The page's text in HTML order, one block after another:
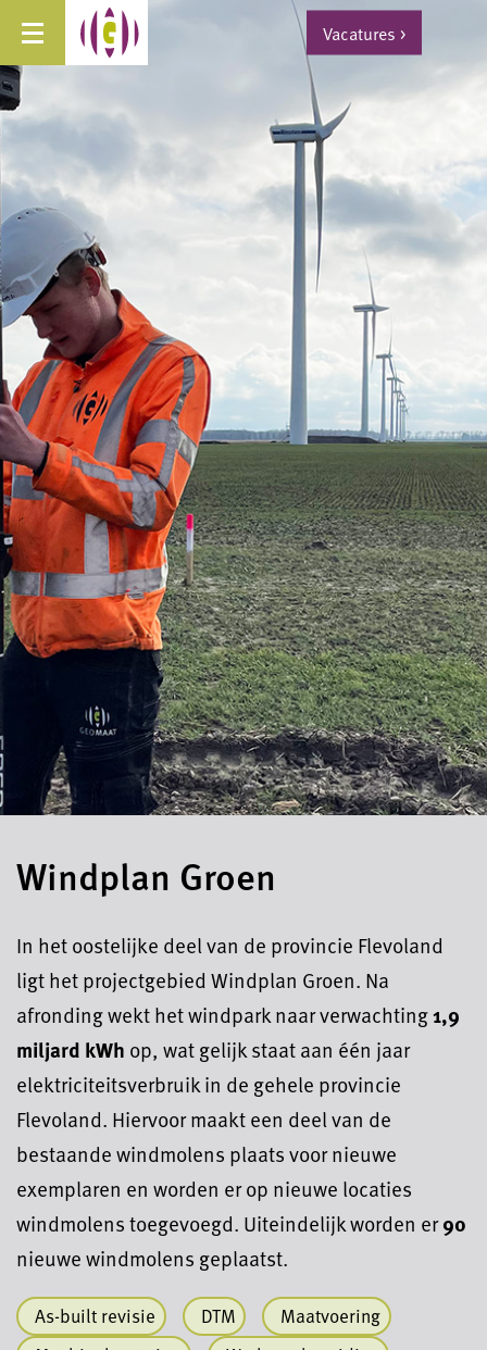
Vacatures >
Windplan Groen
In het oostelijke deel van de provincie Flevoland
ligt het projectgebied Windplan Groen. Na
afronding wekt het windpark naar verwachting1,9
miljard kWh op, wat gelijk staat aan één jaar
elektriciteitsverbruik in de gehele provincie
Flevoland. Hiervoor maakt een deel van de
bestaande windmolens plaats voor nieuwe
exemplaren en worden er op nieuwe locaties
windmolens toegevoegd. Uiteindelijk worden er90
nieuwe windmolens geplaatst.
As-built revisie DTM
Maatvoering